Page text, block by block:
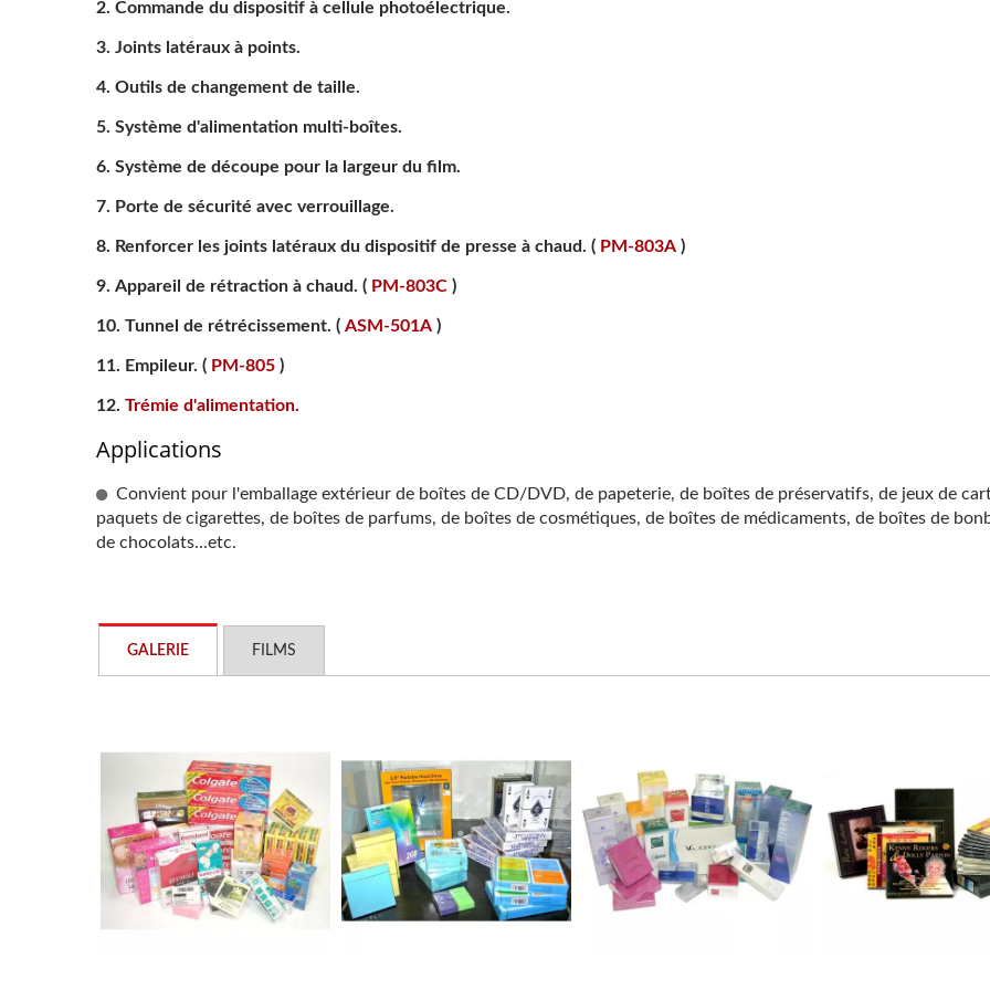
Commande du dispositif à cellule photoélectrique.
Joints latéraux à points.
Outils de changement de taille.
Système d'alimentation multi-boîtes.
Système de découpe pour la largeur du film.
Porte de sécurité avec verrouillage.
Renforcer les joints latéraux du dispositif de presse à chaud. ( PM-803A )
Appareil de rétraction à chaud. ( PM-803C )
Tunnel de rétrécissement. ( ASM-501A )
Empileur. ( PM-805 )
Trémie d'alimentation.
Applications
Convient pour l'emballage extérieur de boîtes de CD/DVD, de papeterie, de boîtes de préservatifs, de jeux de
paquets de cigarettes, de boîtes de parfums, de boîtes de cosmétiques, de boîtes de médicaments, de boîtes de
de chocolats...etc.
GALERIE FILMS